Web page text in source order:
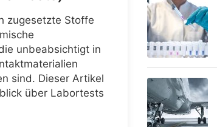
zugesetzte Stoffe
unbeabsichtigt in
sind. Dieser Artikel
über Labortests